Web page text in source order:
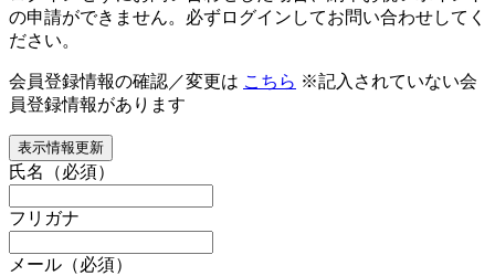
の申請ができません。必ずログインしてお問い合わせしてく
ださい。
会員登録情報の確認／変更は こちら ※記入されていない会
員登録情報があります
表示情報更新
氏名 （必須）
フリガナ
メール （必須）